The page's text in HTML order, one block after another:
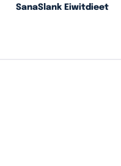
SanaSlank Eiwitdieet